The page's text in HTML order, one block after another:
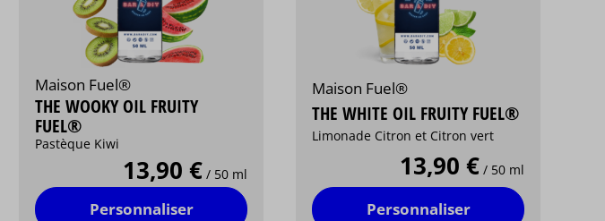
Maison Fuel®
THE WOOKY OIL FRUITY
FUEL®
Pastèque Kiwi
13,90 € / 50 ml
Personnaliser
Maison Fuel®
THE WHITE OIL FRUITY FUEL®
Limonade Citron et Citron vert
13,90 € / 50 ml
Personnaliser